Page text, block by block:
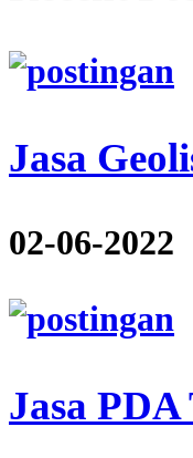
Jasa
02-06-2022
Jasa PDA